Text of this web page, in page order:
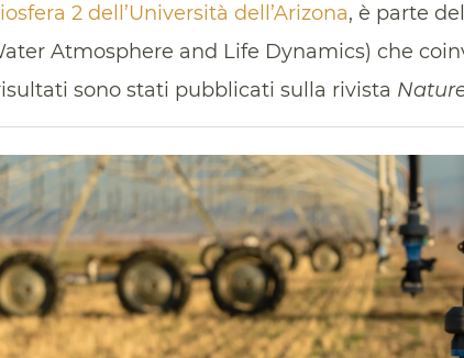
2 dell’Università dell’Arizona, è parte
Atmosphere and Life Dynamics) che
sono stati pubblicati sulla rivista